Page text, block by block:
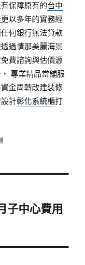
保障原有的台中
以多年的實務經
何銀行無法貸款
過情那美麗海景
費諮詢與估價源
專業精品當舖服
金周轉改建裝修
計彰化系統櫃打
子中心費用